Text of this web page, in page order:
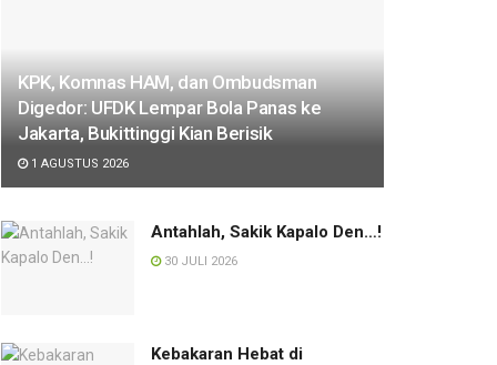
KPK, Komnas HAM, dan Ombudsman
Digedor: UFDK Lempar Bola Panas ke
Jakarta, Bukittinggi Kian Berisik
1 AGUSTUS 2026
Antahlah, Sakik Kapalo Den…!
30 JULI 2026
Kebakaran Hebat di